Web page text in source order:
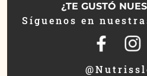
¿TE GUSTÓ
Síguenos en